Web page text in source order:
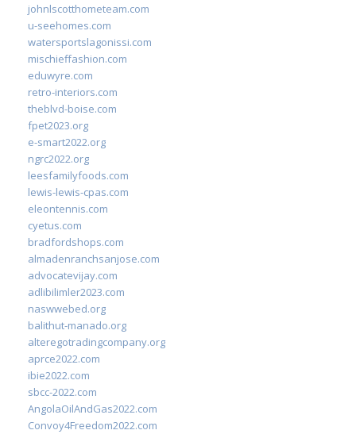
johnlscotthometeam.com
u-seehomes.com
watersportslagonissi.com
mischieffashion.com
eduwyre.com
retro-interiors.com
theblvd-boise.com
fpet2023.org
e-smart2022.org
ngrc2022.org
leesfamilyfoods.com
lewis-lewis-cpas.com
eleontennis.com
cyetus.com
bradfordshops.com
almadenranchsanjose.com
advocatevijay.com
adlibilimler2023.com
naswwebed.org
balithut-manado.org
alteregotradingcompany.org
aprce2022.com
ibie2022.com
sbcc-2022.com
AngolaOilAndGas2022.com
Convoy4Freedom2022.com